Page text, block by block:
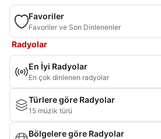
Favoriler
Favoriler ve Son Dinlenenler
Radyolar
En İyi Radyolar
En çok dinlenen radyolar
Türlere göre Radyolar
15 müzik türü
Bölgelere göre Radyolar